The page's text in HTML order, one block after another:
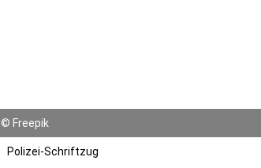
© Freepik
Polizei-Schriftzug